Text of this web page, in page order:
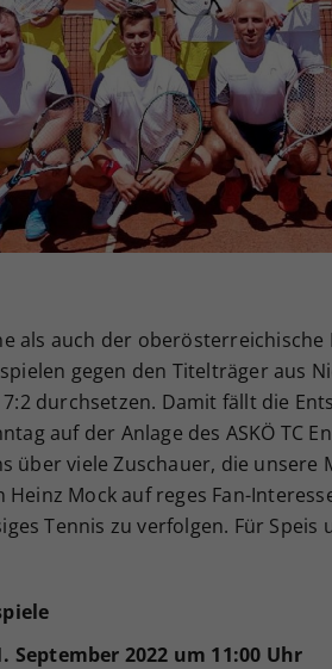
als auch der
gegen den Titelträger aus
durchsetzen. Damit fällt die
auf der Anlage des ASKÖ TC
über viele Zuschauer, die
Mock auf reges Fan-
Tennis zu verfolgen. Für Speis
September 2022 um 11:00 Uhr
Ihrer